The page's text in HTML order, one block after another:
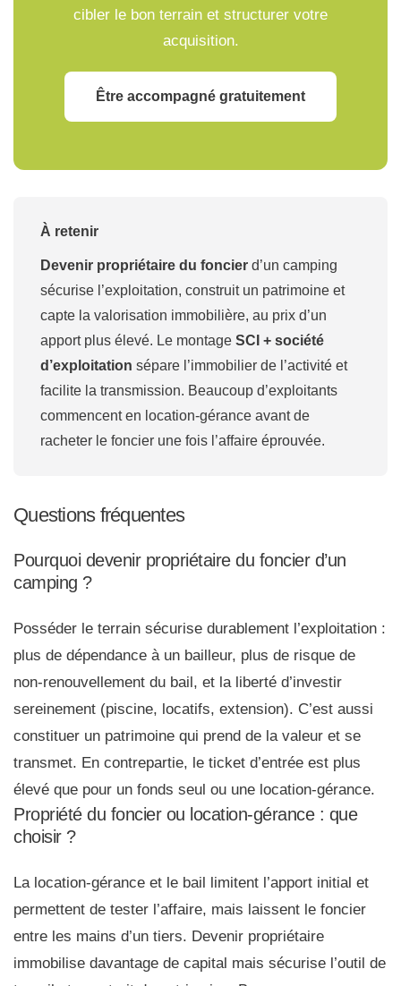
cibler le bon terrain et structurer votre
acquisition.
Être accompagné gratuitement
À retenir
Devenir propriétaire du foncier d’un camping
sécurise l’exploitation, construit un patrimoine et
capte la valorisation immobilière, au prix d’un
apport plus élevé. Le montage SCI + société
d’exploitation sépare l’immobilier de l’activité et
facilite la transmission. Beaucoup d’exploitants
commencent en location-gérance avant de
racheter le foncier une fois l’affaire éprouvée.
Questions fréquentes
Pourquoi devenir propriétaire du foncier d’un
camping ?
Posséder le terrain sécurise durablement l’exploitation :
plus de dépendance à un bailleur, plus de risque de
non-renouvellement du bail, et la liberté d’investir
sereinement (piscine, locatifs, extension). C’est aussi
constituer un patrimoine qui prend de la valeur et se
transmet. En contrepartie, le ticket d’entrée est plus
élevé que pour un fonds seul ou une location-gérance.
Propriété du foncier ou location-gérance : que
choisir ?
La location-gérance et le bail limitent l’apport initial et
permettent de tester l’affaire, mais laissent le foncier
entre les mains d’un tiers. Devenir propriétaire
immobilise davantage de capital mais sécurise l’outil de